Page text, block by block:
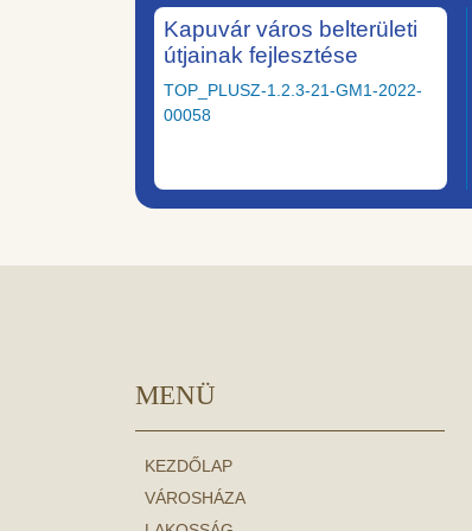
Kapuvár város belterületi
útjainak fejlesztése
TOP_PLUSZ-1.2.3-21-GM1-2022-
00058
MENÜ
KEZDŐLAP
VÁROSHÁZA